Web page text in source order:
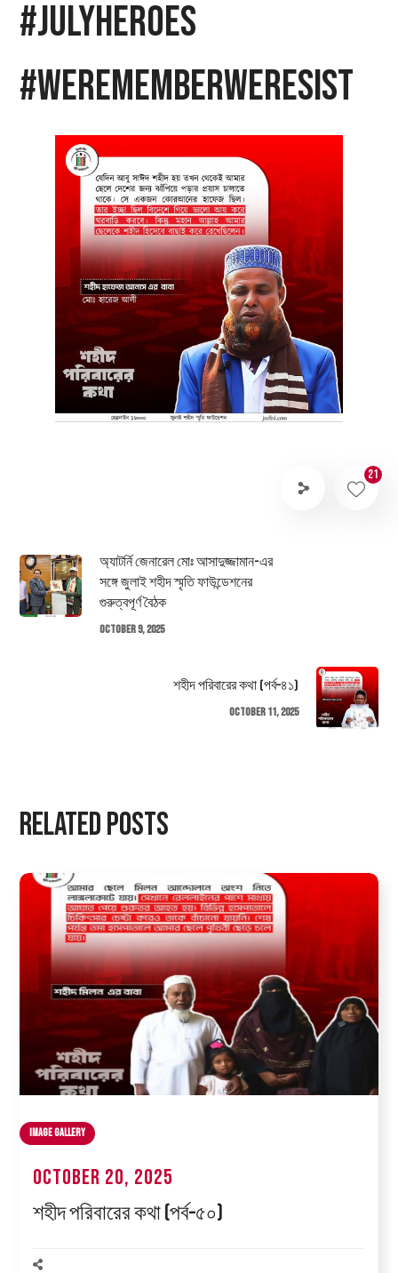
#JulyHeroes
#WeRememberWeResist
21
অ্যাটর্নি জেনারেল মোঃ আসাদুজ্জামান-এর
সঙ্গে জুলাই শহীদ স্মৃতি ফাউন্ডেশনের
গুরুত্বপূর্ণ বৈঠক
October 9, 2025
শহীদ পরিবারের কথা (পর্ব–৪১)
October 11, 2025
Related Posts
Image Gallery
October 20, 2025
শহীদ পরিবারের কথা (পর্ব–৫০)